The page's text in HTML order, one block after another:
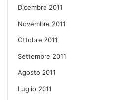
Dicembre 2011
Novembre 2011
Ottobre 2011
Settembre 2011
Agosto 2011
Luglio 2011